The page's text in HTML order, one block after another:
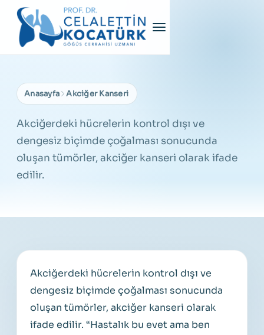
Anasayfa Akciğer Kanseri
Akciğerdeki hücrelerin kontrol dışı ve
dengesiz biçimde çoğalması sonucunda
oluşan tümörler, akciğer kanseri olarak ifade
edilir.
Akciğerdeki hücrelerin kontrol dışı ve
dengesiz biçimde çoğalması sonucunda
oluşan tümörler, akciğer kanseri olarak
ifade edilir. “Hastalık bu evet ama ben